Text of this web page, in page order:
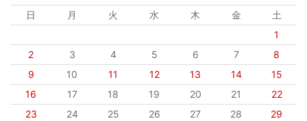
日 月 火 水 木 金
土
1
2
3 4 5 6 7
8
9
10 11 12 13 14
15
16
17 18 19 20 21
22
23
24 25 26 27 28
29